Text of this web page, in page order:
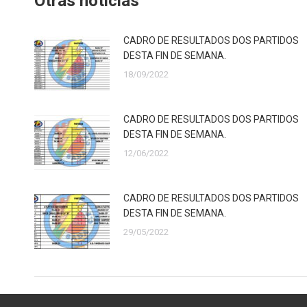
CADRO DE RESULTADOS DOS PARTIDOS
DESTA FIN DE SEMANA.
18/09/2022
CADRO DE RESULTADOS DOS PARTIDOS
DESTA FIN DE SEMANA.
12/06/2022
CADRO DE RESULTADOS DOS PARTIDOS
DESTA FIN DE SEMANA.
29/05/2022